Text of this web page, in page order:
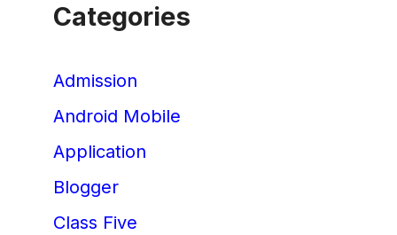
Categories
Admission
Android Mobile
Application
Blogger
Class Five